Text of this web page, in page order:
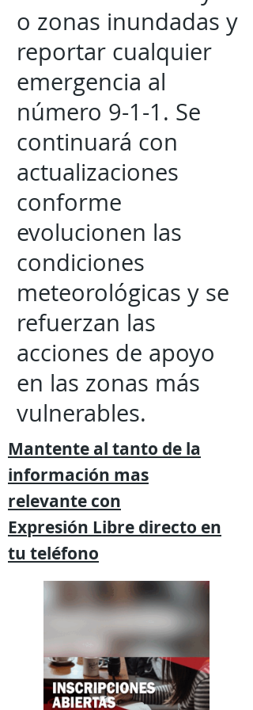
o zonas inundadas y
reportar cualquier
emergencia al
número 9-1-1. Se
continuará con
actualizaciones
conforme
evolucionen las
condiciones
meteorológicas y se
refuerzan las
acciones de apoyo
en las zonas más
vulnerables.
Mantente al tanto de la
información mas
relevante con
Expresión Libre directo en
tu teléfono